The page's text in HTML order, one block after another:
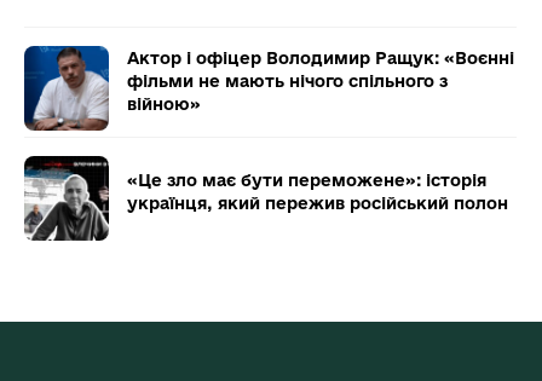
Актор і офіцер Володимир Ращук: «Воєнні
фільми не мають нічого спільного з
війною»
«Це зло має бути переможене»: історія
українця, який пережив російський полон